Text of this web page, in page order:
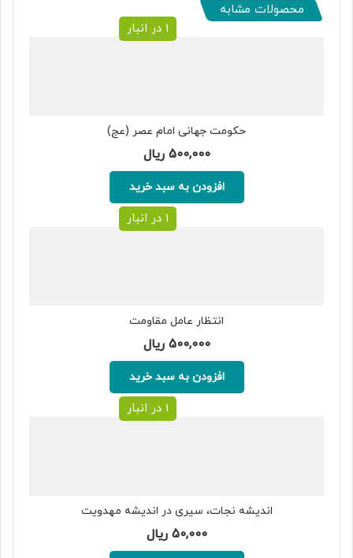
محصولات مشابه
1 در انبار
حکومت جهانی امام عصر (عج)
500,000 ریال
افزودن به سبد خرید
1 در انبار
انتظار عامل مقاومت
500,000 ریال
افزودن به سبد خرید
1 در انبار
اندیشه نجات، سیری در اندیشه مهدویت
50,000 ریال